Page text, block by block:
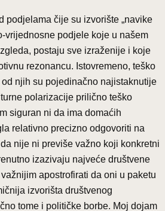
podjelama čije su izvorište „navike
vrijednosne podjele koje u našem
postaju sve izraženije i koje
rezonancu. Istovremeno, teško
njih su pojedinačno najistaknutije
polarizacije prilično teško
siguran ni da ima domaćih
relativno precizno odgovoriti na
nije ni previše važno koji konkretni
izazivaju najveće društvene
apostrofirati da oni u paketu
izvorišta društvenog
tome i političke borbe. Moj dojam